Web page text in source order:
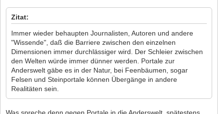
Zitat:
Immer wieder behaupten Journalisten, Autoren und andere
"Wissende", daß die Barriere zwischen den einzelnen
Dimensionen immer durchlässiger wird. Der Schleier zwischen
den Welten würde immer dünner werden. Portale zur
Anderswelt gäbe es in der Natur, bei Feenbäumen, sogar
Felsen und Steinportale können Übergänge in andere
Realitäten sein.
Was spreche denn gegen Portale in die Anderswelt, spätestens